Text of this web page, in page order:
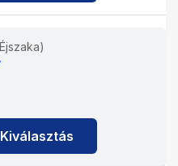
Kiválasztás